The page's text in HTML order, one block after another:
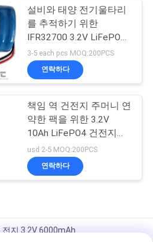
설비와 태양 전기울타리
를 추적하기 위한
IFR32700 3.2V LiFePO4
배터리
3-5 each pcs MOQ:200PCS
연락하다
책임 역 건전지 주머니 연
약한 팩을 위한 3.2V
10Ah LiFePO4 건전지
09102165
usd 2-5 MOQ:200PCS
연락하다
전지 3.2V 6000mAh